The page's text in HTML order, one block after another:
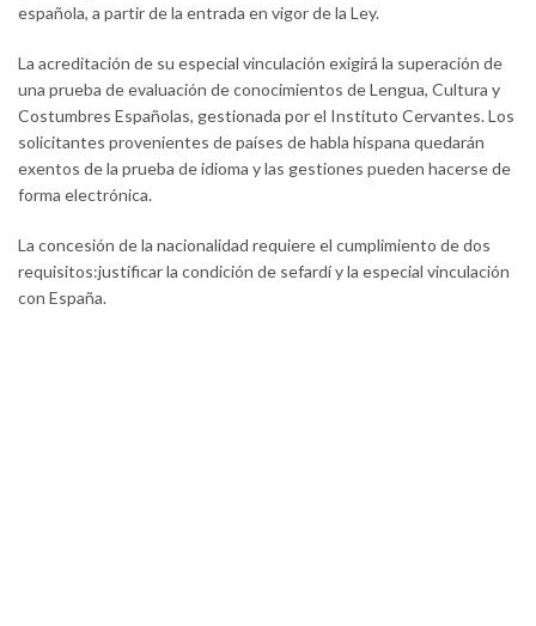
española, a partir de la entrada en vigor de la Ley.
La acreditación de su especial vinculación exigirá la superación de
una prueba de evaluación de conocimientos de Lengua, Cultura y
Costumbres Españolas, gestionada por el Instituto Cervantes. Los
solicitantes provenientes de países de habla hispana quedarán
exentos de la prueba de idioma y las gestiones pueden hacerse de
forma electrónica.
La concesión de la nacionalidad requiere el cumplimiento de dos
requisitos:justificar la condición de sefardí y la especial vinculación
con España.